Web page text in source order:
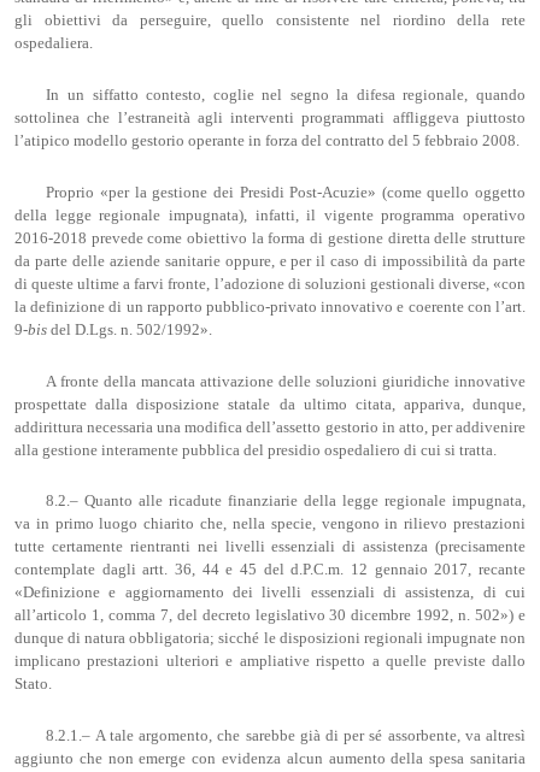
gli obiettivi da perseguire, quello consistente nel riordino della rete
ospedaliera.
In un siffatto contesto, coglie nel segno la difesa regionale, quando
sottolinea che l’estraneità agli interventi programmati affliggeva piuttosto
l’atipico modello gestorio operante in forza del contratto del 5 febbraio 2008.
Proprio «per la gestione dei Presidi Post-Acuzie» (come quello oggetto
della legge regionale impugnata), infatti, il vigente programma operativo
2016-2018 prevede come obiettivo la forma di gestione diretta delle strutture
da parte delle aziende sanitarie oppure, e per il caso di impossibilità da parte
di queste ultime a farvi fronte, l’adozione di soluzioni gestionali diverse, «con
la definizione di un rapporto pubblico‐privato innovativo e coerente con l’art.
9‐bis del D.Lgs. n. 502/1992».
A fronte della mancata attivazione delle soluzioni giuridiche innovative
prospettate dalla disposizione statale da ultimo citata, appariva, dunque,
addirittura necessaria una modifica dell’assetto gestorio in atto, per addivenire
alla gestione interamente pubblica del presidio ospedaliero di cui si tratta.
8.2.– Quanto alle ricadute finanziarie della legge regionale impugnata,
va in primo luogo chiarito che, nella specie, vengono in rilievo prestazioni
tutte certamente rientranti nei livelli essenziali di assistenza (precisamente
contemplate dagli artt. 36, 44 e 45 del d.P.C.m. 12 gennaio 2017, recante
«Definizione e aggiornamento dei livelli essenziali di assistenza, di cui
all’articolo 1, comma 7, del decreto legislativo 30 dicembre 1992, n. 502») e
dunque di natura obbligatoria; sicché le disposizioni regionali impugnate non
implicano prestazioni ulteriori e ampliative rispetto a quelle previste dallo
Stato.
8.2.1.– A tale argomento, che sarebbe già di per sé assorbente, va altresì
aggiunto che non emerge con evidenza alcun aumento della spesa sanitaria